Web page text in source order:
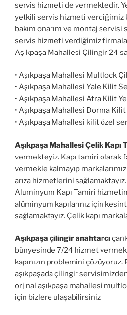
servis hizmeti de vermektedir.
yetkili servis hizmeti verdiğimiz
bakım onarım ve montaj servisi
servis hizmeti verdiğimiz firmalar
Aşıkpaşa Mahallesi Çilingir24
• Aşıkpaşa Mahallesi Multlock
• Aşıkpaşa Mahallesi Yale Kilit
• Aşıkpaşa Mahallesi Atra Kilit
• Aşıkpaşa Mahallesi Dorma
• Aşıkpaşa Mahallesi kilit özel
Aşıkpaşa Mahallesi Çelik Kapı
vermekteyiz. Kapı tamiri olarak
vermekle kalmayıp
arıza hizmetlerini
Aluminyum Kapı Tamiri
alüminyum kapılarınız için
sağlamaktayız. Çelik kapı
Aşıkpaşa çilingir anahtarcı
bünyesinde 7/24 hizmet
kapınızın problemini
aşıkpaşada çilingir
orjinal aşıkpaşa mahallesi
için bizlere ulaşabilirsiniz